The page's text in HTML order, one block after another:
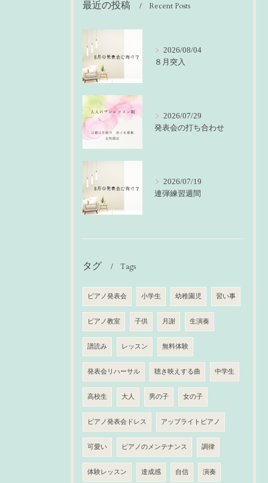
最近の投稿 Recent Posts
2026/08/04
８月突入
2026/07/29
発表会の打ち合わせ
2026/07/19
連弾練習週間
タグ Tags
ピアノ発表会 小学生 幼稚園児 習い事
ピアノ教室 子供 月謝 生演奏
譜読み レッスン 無料体験
発表会リハーサル 聴き映えする曲 中学生
高校生 大人 男の子 女の子
ピアノ発表会ドレス アップライトピアノ
可愛い ピアノのメンテナンス 調律
体験レッスン 達成感 自信 演奏